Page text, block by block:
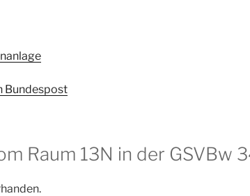
Bundespost
Raum 13N in der GSVBw